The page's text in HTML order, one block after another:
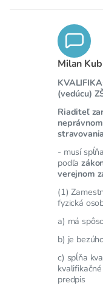
Milan
(vedúcu)
Riaditeľ
- musí
podľa
verejnom
(1)
fyzická
a) má
b) je
c) spĺňa
predpis